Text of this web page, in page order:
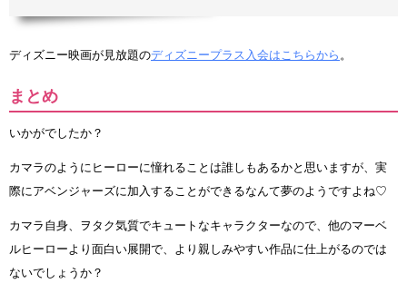
ディズニー映画が見放題のディズニープラス入会はこちらから 。
まとめ
いかがでしたか？
カマラのようにヒーローに憧れることは誰しもあるかと思いますが、実
際にアベンジャーズに加入することができるなんて夢のようですよね♡
カマラ自身、ヲタク気質でキュートなキャラクターなので、他のマーベ
ルヒーローより面白い展開で、より親しみやすい作品に仕上がるのでは
ないでしょうか？